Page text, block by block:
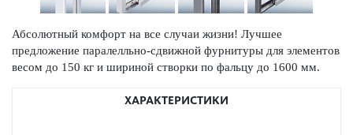
Абсолютный комфорт на все случаи жизни! Лучшее
предложение паралелльно-сдвижной фурнитуры для элементов
весом до 150 кг и шириной створки по фальцу до 1600 мм.
ХАРАКТЕРИСТИКИ